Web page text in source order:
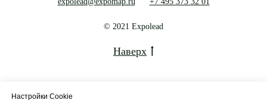
© 2021 Expolead
Наверх
Настройки Cookie